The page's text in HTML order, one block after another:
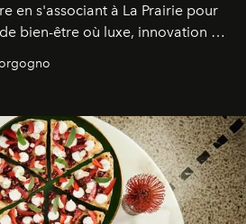
en s'associant à La Prairie pour
bien-être où luxe, innovation et